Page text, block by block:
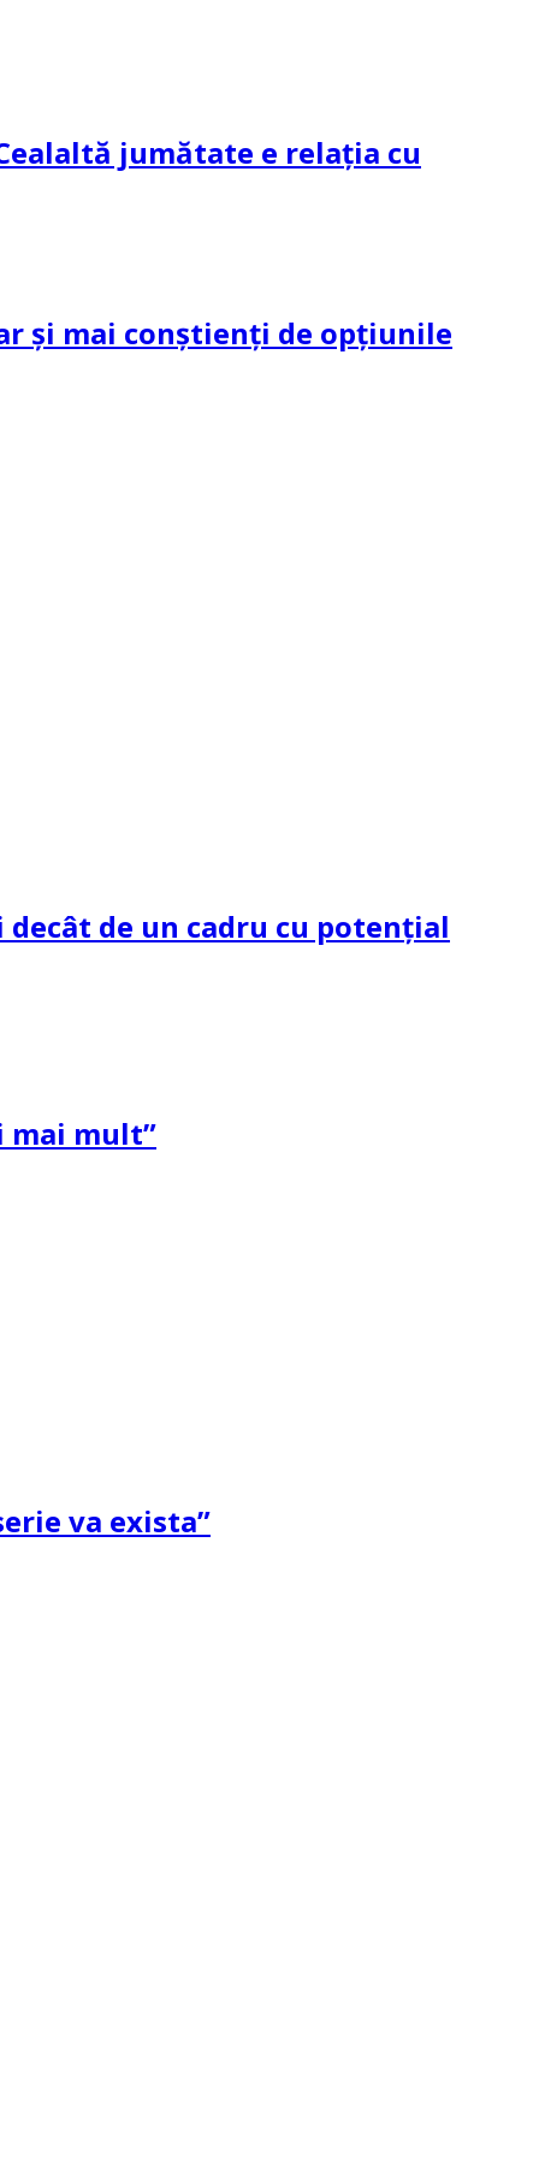
jumătate e relația cu
și mai conștienți de opțiunile
de un cadru cu potenţial
mai mult”
va exista”